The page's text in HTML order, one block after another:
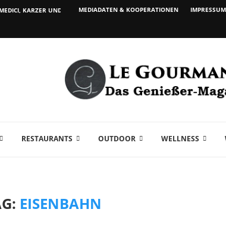
KARZER UND WEIN...MEDIADATEN & KOOPERATIONEN IMPRESSUM
RESTAURANTS OUTDOOR WELLNESS
EISENBAHN